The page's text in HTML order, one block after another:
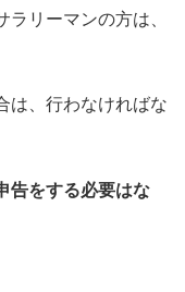
リーマンの方は、
は、行わなければな
告をする必要はな